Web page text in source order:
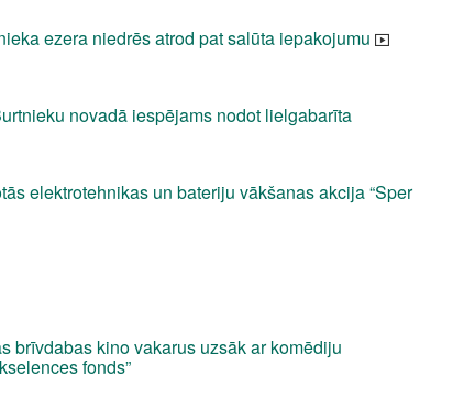
ezera niedrēs atrod pat salūta iepakojumu
novadā iespējams nodot lielgabarīta
elektrotehnikas un bateriju vākšanas akcija “Sper
brīvdabas kino vakarus uzsāk ar komēdiju
fonds”